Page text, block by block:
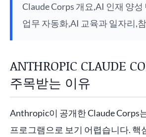
Claude Corps 개요,AI 인재 양성
업무 자동화,AI 교육과 일자리,
ANTHROPIC CLAUDE
주목받는 이유
Anthropic이 공개한 Claude Corps
프로그램으로 보기 어렵습니다. 핵